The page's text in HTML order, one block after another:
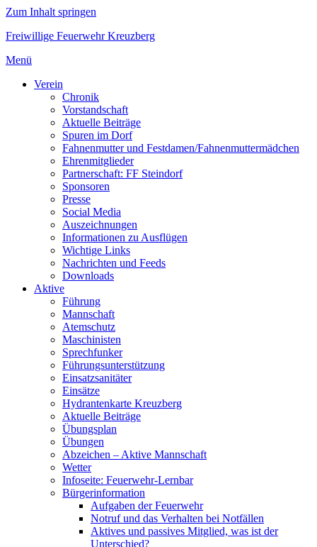
Zum Inhalt springen
Freiwillige Feuerwehr Kreuzberg
Menü
Verein
Chronik
Vorstandschaft
Aktuelle Beiträge
Spuren im Dorf
Fahnenmutter und Festdamen/Fahnenmuttermädchen
Ehrenmitglieder
Partnerschaft: FF Steindorf
Sponsoren
Presse
Social Media
Auszeichnungen
Informationen zu Ausflügen
Wichtige Links
Nachrichten und Feeds
Downloads
Aktive
Führung
Mannschaft
Atemschutz
Maschinisten
Sprechfunker
Führungsunterstützung
Einsatzsanitäter
Einsätze
Hydrantenkarte Kreuzberg
Aktuelle Beiträge
Übungsplan
Übungen
Abzeichen – Aktive Mannschaft
Wetter
Infoseite: Feuerwehr-Lernbar
Bürgerinformation
Aufgaben der Feuerwehr
Notruf und das Verhalten bei Notfällen
Aktives und passives Mitglied, was ist der
Unterschied?